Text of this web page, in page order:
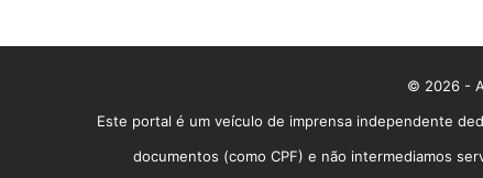
© 2026 -
Este portal é um veículo de imprensa independente
documentos (como CPF) e não intermediamos